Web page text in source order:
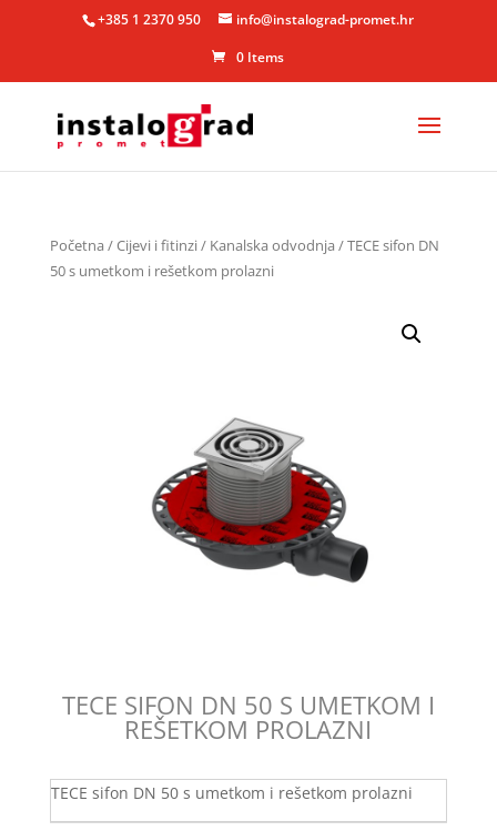
+385 1 2370 950
info@instalograd-promet.hr
0 Items
Početna /Cijevi i fitinzi/ Kanalska odvodnja / TECE sifon DN
50 s umetkom i rešetkom prolazni
TECE SIFON DN 50 S UMETKOM I
REŠETKOM PROLAZNI
TECE sifon DN 50 s umetkom i rešetkom prolazni